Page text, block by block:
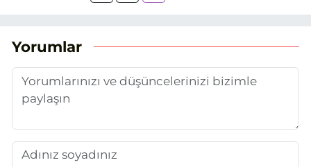
adım attım.
Yorumlar